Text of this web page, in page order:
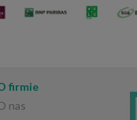
firmie
nas